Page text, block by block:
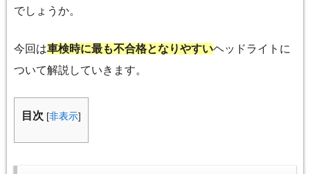
でしょうか。
今回は車検時に最も不合格となりやすいヘッドライトに
ついて解説していきます。
目次 [非表示]